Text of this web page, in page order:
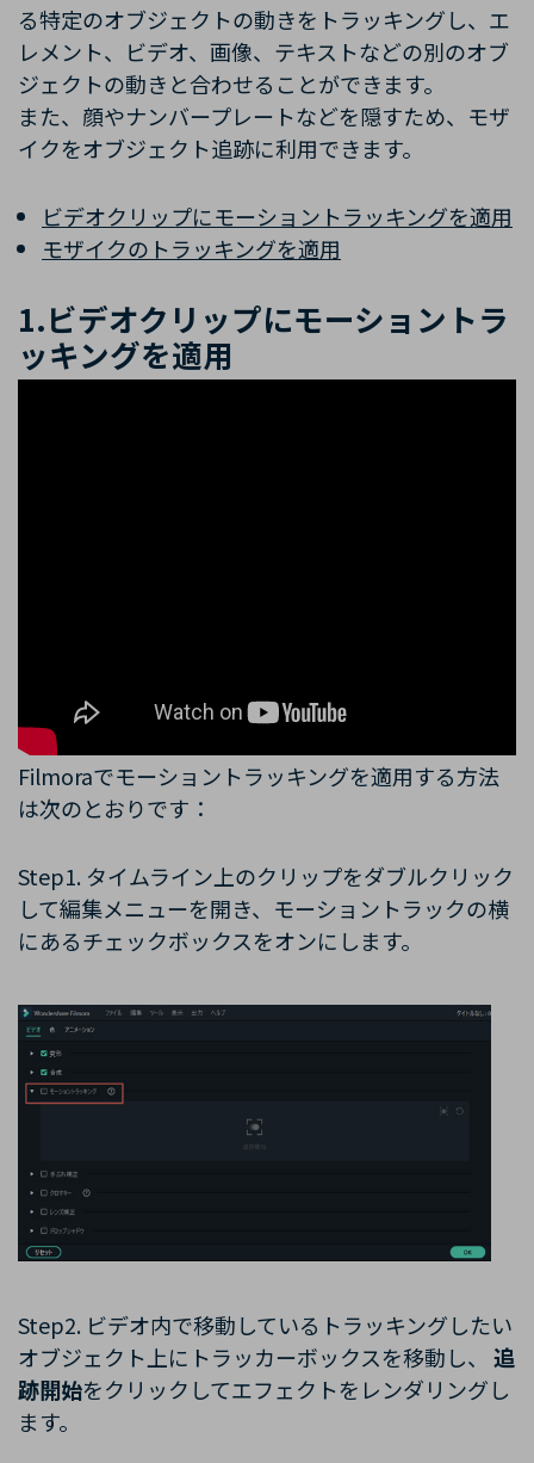
る特定のオブジェクトの動きをトラッキングし、エ
レメント、ビデオ、画像、テキストなどの別のオブ
ジェクトの動きと合わせることができます。
また、顔やナンバープレートなどを隠すため、モザ
イクをオブジェクト追跡に利用できます。
ビデオクリップにモーショントラッキングを適用
モザイクのトラッキングを適用
1.ビデオクリップにモーショントラ
ッキングを適用
Filmoraでモーション トラッキングを適用する方法
は次のとおりです：
Step1. タイムライン上のクリップをダブルクリック
して編集メニューを開き、モーショントラックの横
にあるチェックボックスをオンにします。
Step2. ビデオ内で移動しているトラッキングしたい
オブジェクト上にトラッカーボックスを移動し、 追
跡開始をクリックしてエフェクトをレンダリングし
ます。